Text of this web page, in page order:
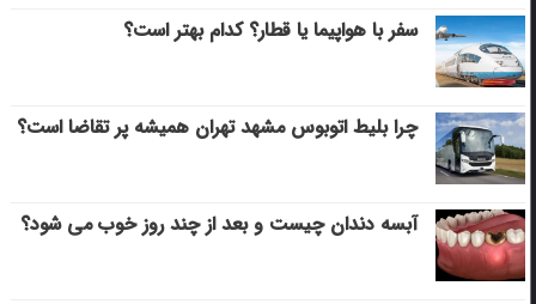
سفر با هواپیما یا قطار؟ کدام بهتر است؟
چرا بلیط اتوبوس مشهد تهران همیشه پر تقاضا است؟
آبسه دندان چیست و بعد از چند روز خوب می‌ شود؟